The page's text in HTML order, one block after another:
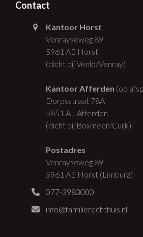
Contact
Kantoor Horst
Venrayseweg 89
5961 AE Horst
(dicht bij Venlo/Venray)
Kantoor Afferden (op
Dorpsstraat 78A
5851 AL Afferden
(dicht bij Boxmeer/Cuijk)
Postadres
Venrayseweg 89
5961 AE Horst (Limburg)
077-3983000
info@familierechthuis.nl